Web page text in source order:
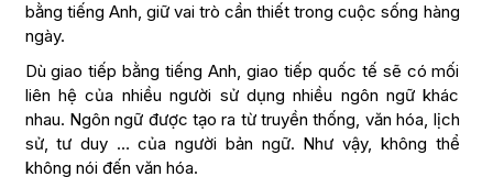
bằng tiếng Anh, giữ vai trò cần thiết trong cuộc sống hàng
ngày.
Dù giao tiếp bằng tiếng Anh, giao tiếp quốc tế sẽ có mối
liên hệ của nhiều người sử dụng nhiều ngôn ngữ khác
nhau. Ngôn ngữ được tạo ra từ truyền thống, văn hóa, lịch
sử, tư duy … của người bản ngữ. Như vậy, không thể
không nói đến văn hóa.